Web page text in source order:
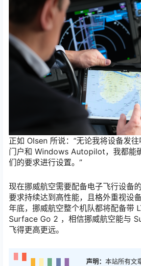
正如 Olsen 所说：“无论我将设备发
门户和 Windows Autopilot，我都能
们的要求进行设置。”
现在挪威航空需要配备电子飞行设备
要求持续达到高性能，且格外重视设
年底，挪威航空整个机队都将配备带
Surface Go 2 ，相信挪威航空能与
飞得更高更远。
声明： 本站所有文